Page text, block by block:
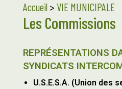
Accueil> VIE MUNICIPALE
Les Commissions
REPRÉSENTATIONS
SYNDICATS
U.S.E.S.A. (Union des